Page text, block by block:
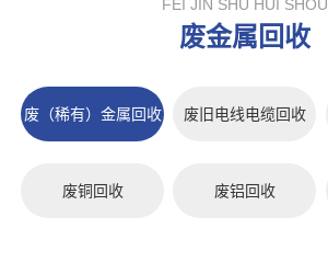
FEI JIN SHU HUI SHOU
废金属回收
废（稀有）金属回收 废旧电线电缆回收
废铜回收 废铝回收